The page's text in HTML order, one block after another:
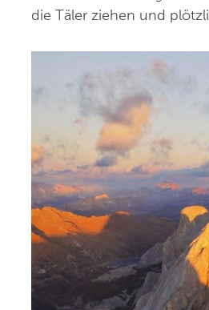
die Täler ziehen und